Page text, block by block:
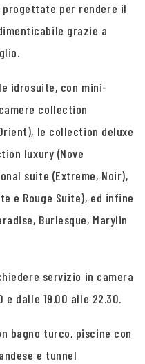
progettate per rendere il
grazie a
idrosuite, con mini-
collection
le collection deluxe
luxury (Nove
suite (Extreme, Noir),
e Rouge Suite), ed infine
Burlesque, Marylin
servizio in camera
e dalle 19.00 alle 22.30.
bagno turco, piscine con
e tunnel